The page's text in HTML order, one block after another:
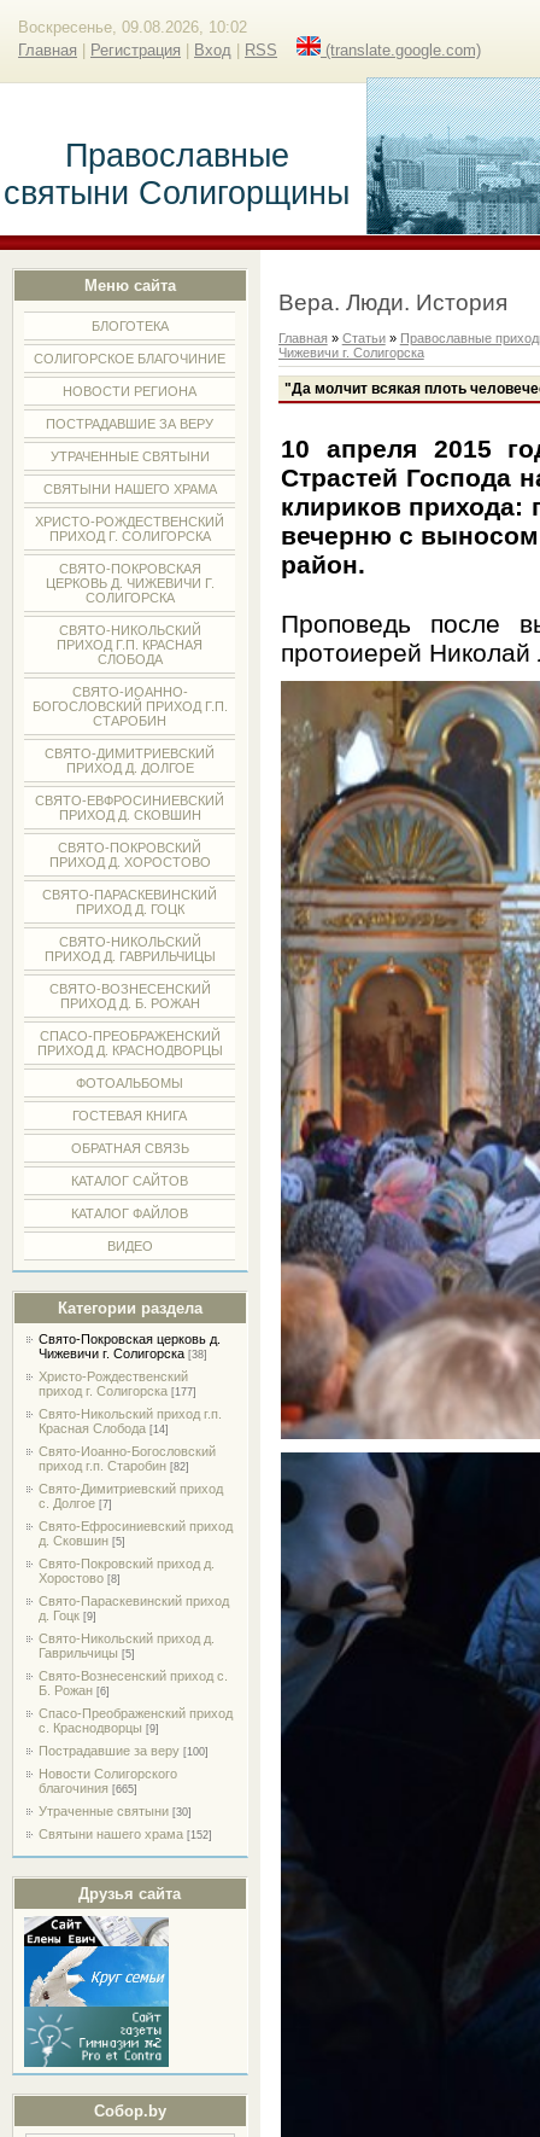
Воскресенье, 09.08.2026, 10:02
Главная
Регистрация Вход RSS (translate.google.com)
Православные
святыни Солигорщины
Меню сайта
БЛОГОТЕКА
СОЛИГОРСКОЕ БЛАГОЧИНИЕ
НОВОСТИ РЕГИОНА
ПОСТРАДАВШИЕ ЗА ВЕРУ
УТРАЧЕННЫЕ СВЯТЫНИ
СВЯТЫНИ НАШЕГО ХРАМА
ХРИСТО-РОЖДЕСТВЕНСКИЙ
ПРИХОД Г. СОЛИГОРСКА
СВЯТО-ПОКРОВСКАЯ
ЦЕРКОВЬ Д. ЧИЖЕВИЧИ Г.
СОЛИГОРСКА
СВЯТО-НИКОЛЬСКИЙ
ПРИХОД Г.П. КРАСНАЯ
СЛОБОДА
СВЯТО-ИОАННО-
БОГОСЛОВСКИЙ ПРИХОД Г.П.
СТАРОБИН
СВЯТО-ДИМИТРИЕВСКИЙ
ПРИХОД Д. ДОЛГОЕ
СВЯТО-ЕВФРОСИНИЕВСКИЙ
ПРИХОД Д. СКОВШИН
СВЯТО-ПОКРОВСКИЙ
ПРИХОД Д. ХОРОСТОВО
СВЯТО-ПАРАСКЕВИНСКИЙ
ПРИХОД Д. ГОЦК
СВЯТО-НИКОЛЬСКИЙ
ПРИХОД Д. ГАВРИЛЬЧИЦЫ
СВЯТО-ВОЗНЕСЕНСКИЙ
ПРИХОД Д. Б. РОЖАН
СПАСО-ПРЕОБРАЖЕНСКИЙ
ПРИХОД Д. КРАСНОДВОРЦЫ
ФОТОАЛЬБОМЫ
ГОСТЕВАЯ КНИГА
ОБРАТНАЯ СВЯЗЬ
КАТАЛОГ САЙТОВ
КАТАЛОГ ФАЙЛОВ
ВИДЕО
Категории раздела
Свято-Покровская церковь д.
Чижевичи г. Солигорска [38]
Христо-Рождественский
приход г. Солигорска [177]
Свято-Никольский приход г.п.
Красная Слобода [14]
Свято-Иоанно-Богословский
приход г.п. Старобин [82]
Свято-Димитриевский приход
с. Долгое [7]
Свято-Ефросиниевский приход
д. Сковшин [5]
Свято-Покровский приход д.
Хоростово [8]
Свято-Параскевинский приход
д. Гоцк [9]
Свято-Никольский приход д.
Гаврильчицы [5]
Свято-Вознесенский приход с.
Б. Рожан [6]
Спасо-Преображенский приход
с. Краснодворцы [9]
Пострадавшие за веру [100]
Новости Солигорского
благочиния [665]
Утраченные святыни [30]
Святыни нашего храма [152]
Друзья сайта
Собор.by
Вера. Люди. История
Главная » Статьи» Православные
Чижевичи г. Солигорска
"Да молчит всякая плоть
10 апреля 2015
Страстей Господа
клириков прихода:
вечерню с
район.
Проповедь после
протоиерей